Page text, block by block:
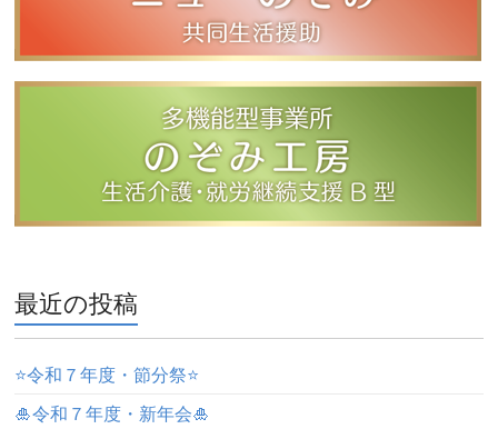
最近の投稿
⭐️令和７年度・節分祭⭐️
🎍令和７年度・新年会🎍